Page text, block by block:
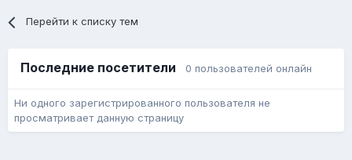
Перейти к списку тем
Последние посетители 0 пользователей онлайн
Ни одного зарегистрированного пользователя не
просматривает данную страницу